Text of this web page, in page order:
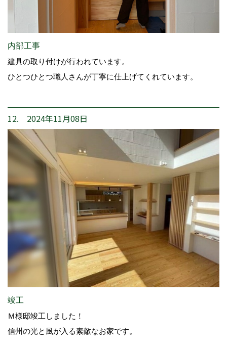
内部工事
建具の取り付けが行われています。
ひとつひとつ職人さんが丁寧に仕上げてくれています。
12. 2024年11月08日
竣工
Ｍ様邸竣工しました！
信州の光と風が入る素敵なお家です。